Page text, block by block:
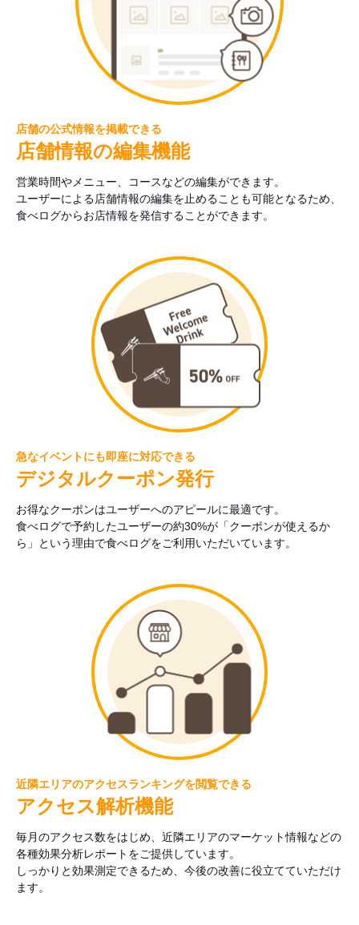
店舗の公式情報を掲載できる
店舗情報の編集機能
営業時間やメニュー、コースなどの編集ができます。
ユーザーによる店舗情報の編集を止めることも可能となるため、
食べログからお店情報を発信することができます。
急なイベントにも即座に対応できる
デジタルクーポン発行
お得なクーポンはユーザーへのアピールに最適です。
食べログで予約したユーザーの約30%が「クーポンが使えるか
ら」という理由で食べログをご利用いただいています。
近隣エリアのアクセスランキングを閲覧できる
アクセス解析機能
毎月のアクセス数をはじめ、近隣エリアのマーケット情報などの
各種効果分析レポートをご提供しています。
しっかりと効果測定できるため、今後の改善に役立てていただけ
ます。